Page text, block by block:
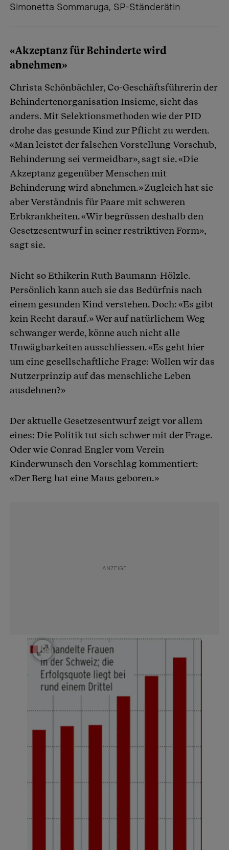
Simonetta Sommaruga, SP-Ständerätin
«Akzeptanz für Behinderte wird
abnehmen»
Christa Schönbächler, Co-Geschäftsführerin der
Behindertenorganisation Insieme, sieht das
anders. Mit Selektionsmethoden wie der PID
drohe das gesunde Kind zur Pflicht zu werden.
«Man leistet der falschen Vorstellung Vorschub,
Behinderung sei vermeidbar», sagt sie. «Die
Akzeptanz gegenüber Menschen mit
Behinderung wird abnehmen.» Zugleich hat sie
aber Verständnis für Paare mit schweren
Erbkrankheiten. «Wir begrüssen deshalb den
Gesetzesentwurf in seiner restriktiven Form»,
sagt sie.
Nicht so Ethikerin Ruth Baumann-Hölzle.
Persönlich kann auch sie das Bedürfnis nach
einem gesunden Kind verstehen. Doch: «Es gibt
kein Recht darauf.» Wer auf natürlichem Weg
schwanger werde, könne auch nicht alle
Unwägbarkeiten ausschliessen. «Es geht hier
um eine gesellschaftliche Frage: Wollen wir das
Nutzerprinzip auf das menschliche Leben
ausdehnen?»
Der aktuelle Gesetzesentwurf zeigt vor allem
eines: Die Politik tut sich schwer mit der Frage.
Oder wie Conrad Engler vom Verein
Kinderwunsch den Vorschlag kommentiert:
«Der Berg hat eine Maus geboren.»